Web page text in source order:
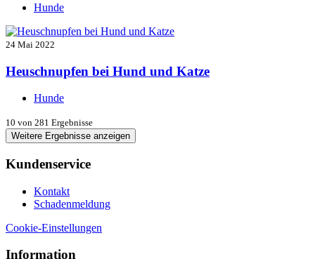
Hunde
24 Mai 2022
Heuschnupfen bei Hund und Katze
Hunde
10 von 281 Ergebnisse
Weitere Ergebnisse anzeigen
Kundenservice
Kontakt
Schadenmeldung
Cookie-Einstellungen
Information